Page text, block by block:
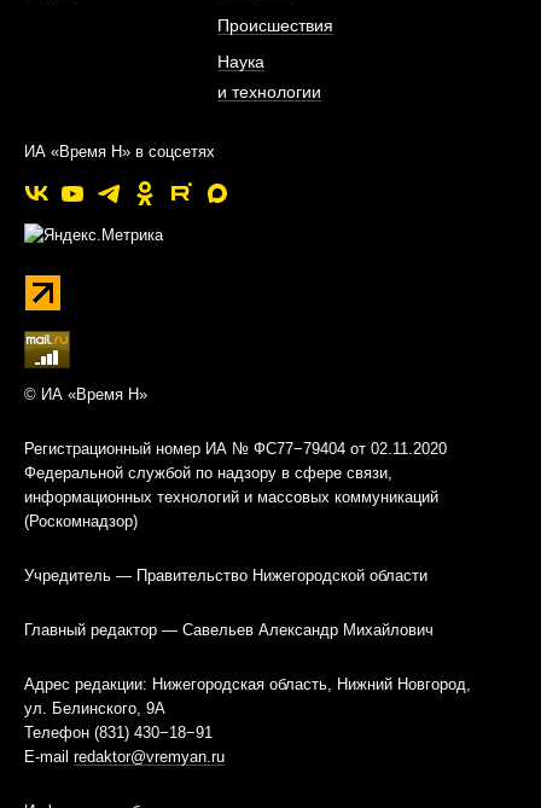
Происшествия
Наука
и технологии
ИА «Время Н» в соцсетях
© ИА «Время Н»
Регистрационный номер ИА № ФС77−79404 от 02.11.2020
Федеральной службой по надзору в сфере связи,
информационных технологий и массовых коммуникаций
(Роскомнадзор)
Учредитель — Правительство Нижегородской области
Главный редактор — Савельев Александр Михайлович
Адрес редакции: Нижегородская область, Нижний Новгород,
ул. Белинского, 9А
Телефон (831) 430−18−91
E-mail redaktor@vremyan.ru